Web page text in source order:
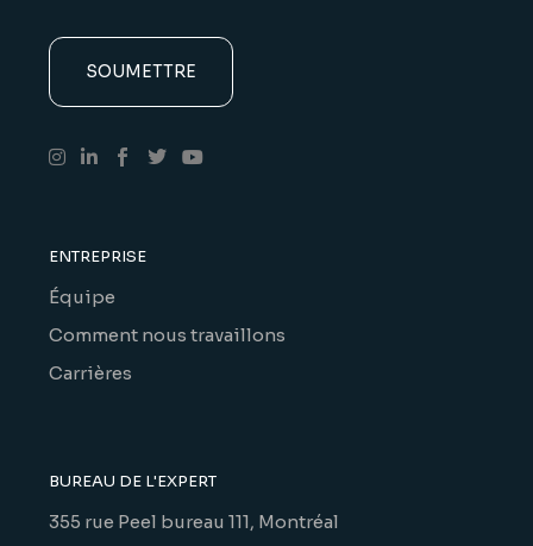
ENTREPRISE
Équipe
Comment nous travaillons
Carrières
BUREAU DE L'EXPERT
355 rue Peel bureau 111, Montréal